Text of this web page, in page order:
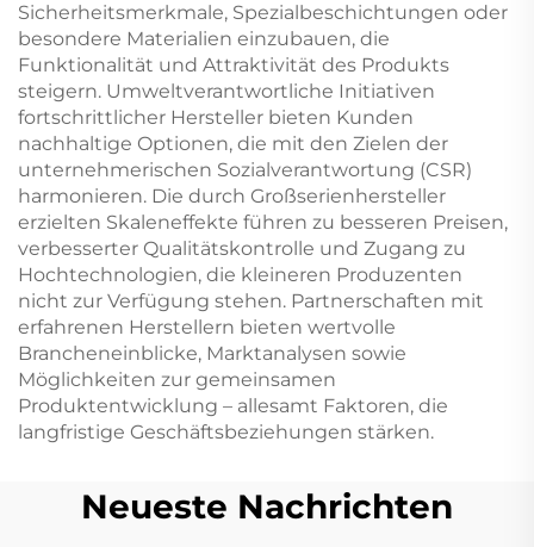
Sicherheitsmerkmale, Spezialbeschichtungen oder
besondere Materialien einzubauen, die
Funktionalität und Attraktivität des Produkts
steigern. Umweltverantwortliche Initiativen
fortschrittlicher Hersteller bieten Kunden
nachhaltige Optionen, die mit den Zielen der
unternehmerischen Sozialverantwortung (CSR)
harmonieren. Die durch Großserienhersteller
erzielten Skaleneffekte führen zu besseren Preisen,
verbesserter Qualitätskontrolle und Zugang zu
Hochtechnologien, die kleineren Produzenten
nicht zur Verfügung stehen. Partnerschaften mit
erfahrenen Herstellern bieten wertvolle
Brancheneinblicke, Marktanalysen sowie
Möglichkeiten zur gemeinsamen
Produktentwicklung – allesamt Faktoren, die
langfristige Geschäftsbeziehungen stärken.
Neueste Nachrichten